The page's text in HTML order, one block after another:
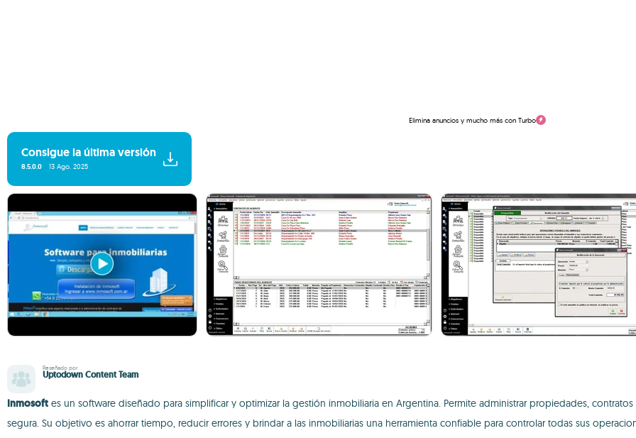
Elimina anuncios y mucho más con Turbo
Consigue la última versión
8.5.0.0 13 Ago. 2025
Reseñado por
Uptodown Content Team
Inmosoft es un software diseñado para simplificar y optimizar la gestión inmobiliaria en Argentina. Permite administrar propiedades,
segura. Su objetivo es ahorrar tiempo, reducir errores y brindar a las inmobiliarias una herramienta confiable para controlar todas sus